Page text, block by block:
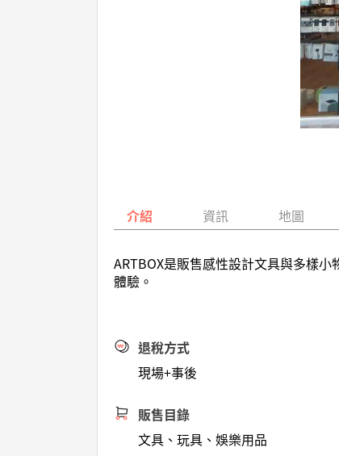
介紹 資訊 地圖
ARTBOX是販售感性設計文具與多樣
體驗。
退稅方式
現場+事後
販售目錄
文具、玩具、娛樂用品